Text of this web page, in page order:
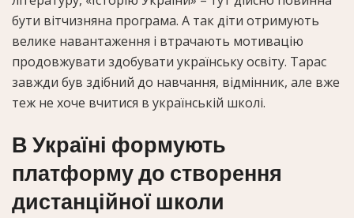
бути вітчизняна програма. А так діти отримують
велике навантаження і втрачають мотивацію
продовжувати здобувати українську освіту. Тарас
завжди був здібний до навчання, відмінник, але вже
теж не хоче вчитися в українській школі.
В Україні формують
платформу до створення
дистанційної школи